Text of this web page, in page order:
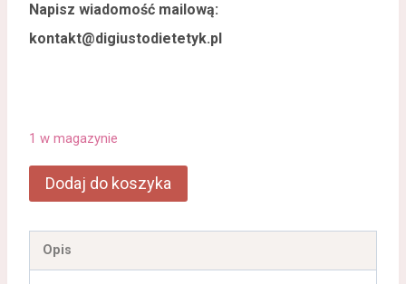
Napisz wiadomość mailową:
kontakt@digiustodietetyk.pl
1 w magazynie
Dodaj do koszyka
Opis